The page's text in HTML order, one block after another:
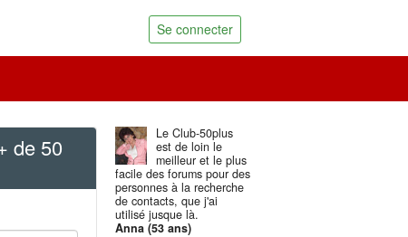
Se connecter
de 50
Le Club-50plus
est de loin le
meilleur et le plus
facile des forums pour des
personnes à la recherche
de contacts, que j'ai
utilisé jusque là.
Anna (53 ans)